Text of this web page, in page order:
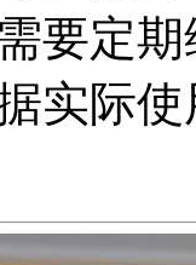
要定
实际